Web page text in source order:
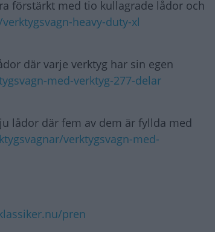
förstärkt med tio kullagrade lådor och
heavy-duty-xl
där varje verktyg har sin egen
med-verktyg-277-delar
lådor där fem av dem är fyllda med
verktygsvagn-med-
pren